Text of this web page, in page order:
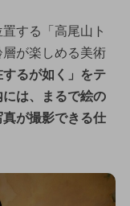
する「高尾山ト
が楽しめる美術
するが如く」をテ
は、まるで絵の
が撮影できる仕